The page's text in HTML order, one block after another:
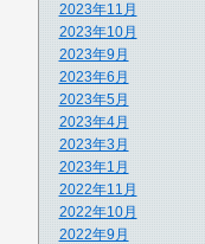
2023年11月
2023年10月
2023年9月
2023年6月
2023年5月
2023年4月
2023年3月
2023年1月
2022年11月
2022年10月
2022年9月